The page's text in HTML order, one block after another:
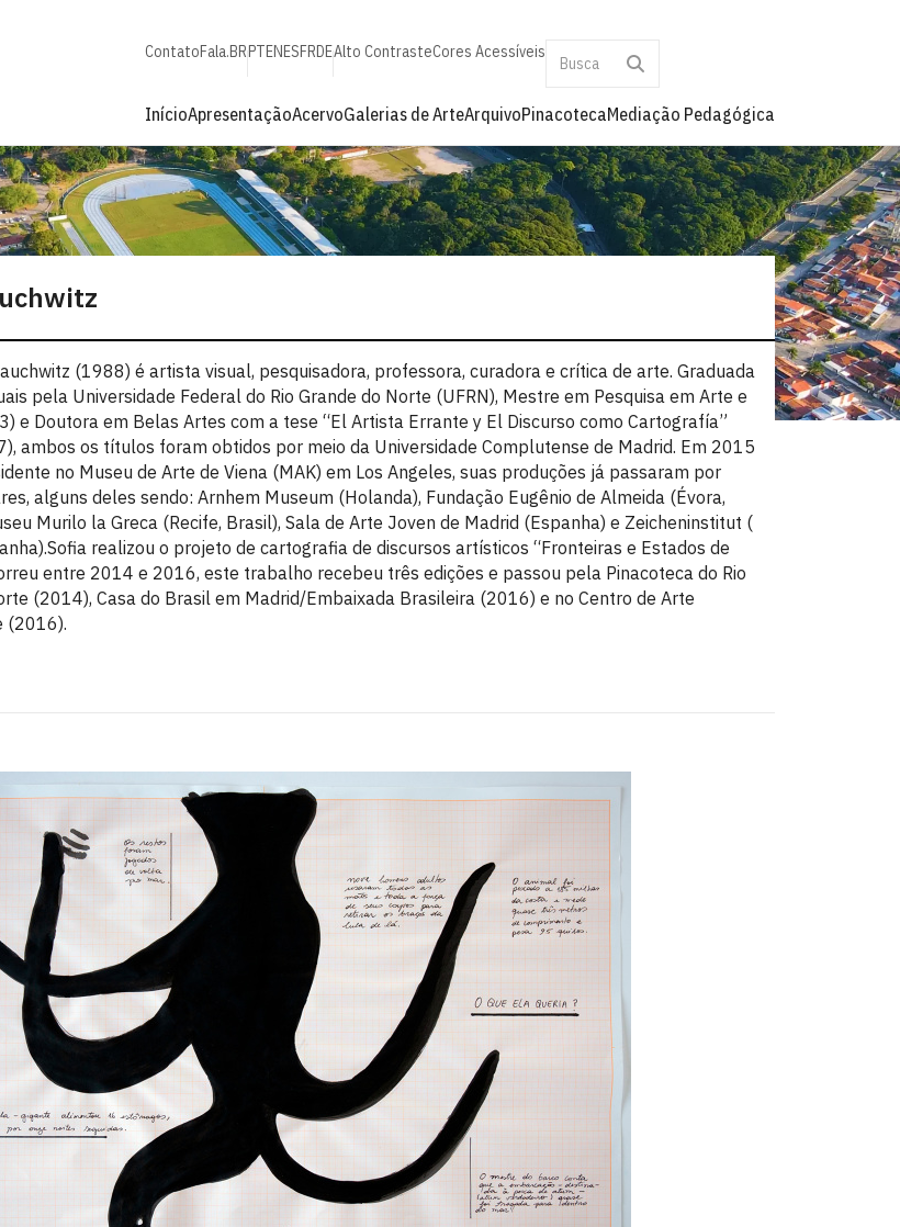
ContatoFala.BRPTENESFRDEAlto ContrasteCores Acessíveis
InícioApresentaçãoAcervoGalerias de ArteArquivoPinacotecaMediação Pedagógica
(1988) é artista visual, pesquisadora, professora, curadora e crítica de arte. Graduada
pela Universidade Federal do Rio Grande do Norte (UFRN), Mestre em Pesquisa em Arte e
e Doutora em Belas Artes com a tese “El Artista Errante y El Discurso como Cartografía”
ambos os títulos foram obtidos por meio da Universidade Complutense de Madrid. Em 2015
no Museu de Arte de Viena (MAK) em Los Angeles, suas produções já passaram por
alguns deles sendo: Arnhem Museum (Holanda), Fundação Eugênio de Almeida (Évora,
Murilo la Greca (Recife, Brasil), Sala de Arte Joven de Madrid (Espanha) e Zeicheninstitut (
realizou o projeto de cartografia de discursos artísticos “Fronteiras e Estados de
entre 2014 e 2016, este trabalho recebeu três edições e passou pela Pinacoteca do Rio
(2014), Casa do Brasil em Madrid/Embaixada Brasileira (2016) e no Centro de Arte
(2016).